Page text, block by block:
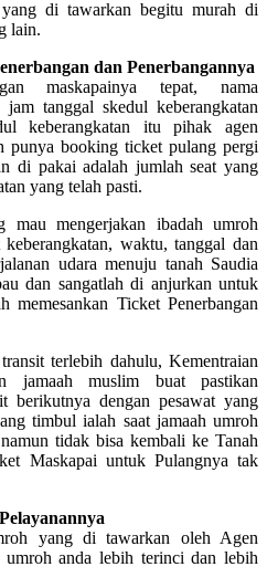
di tawarkan begitu murah di
lain.
dan Penerbangannya
maskapainya tepat, nama
tanggal skedul keberangkatan
keberangkatan itu pihak agen
punya booking ticket pulang pergi
di pakai adalah jumlah seat yang
yang telah pasti.
mau mengerjakan ibadah umroh
waktu, tanggal dan
udara menuju tanah Saudia
dan sangatlah di anjurkan untuk
memesankan Ticket Penerbangan
terlebih dahulu, Kementraian
jamaah muslim buat pastikan
berikutnya dengan pesawat yang
timbul ialah saat jamaah umroh
tidak bisa kembali ke Tanah
Maskapai untuk Pulangnya tak
yang di tawarkan oleh Agen
anda lebih terinci dan lebih